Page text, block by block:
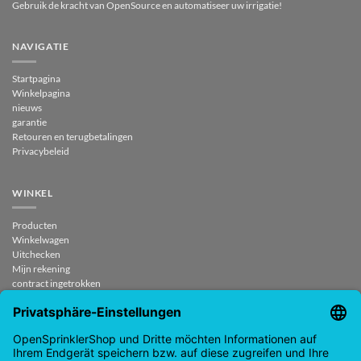
Gebruik de kracht van OpenSource en automatiseer uw irrigatie!
NAVIGATIE
Startpagina
Winkelpagina
nieuws
garantie
Retouren en terugbetalingen
Privacybeleid
WINKEL
Producten
Winkelwagen
Uitchecken
Mijn rekening
contract ingetrokken
support@opensprinklershop.de